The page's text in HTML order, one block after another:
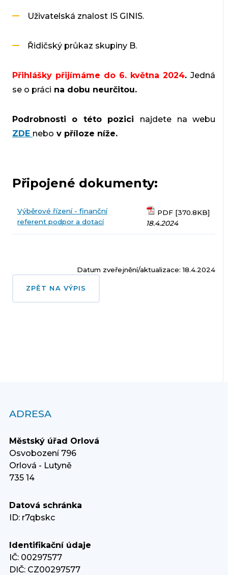
Uživatelská znalost IS GINIS.
Řidičský průkaz skupiny B.
Přihlášky přijímáme do 6. května 2024.Jedná
se o práci na dobu neurčitou.
Podrobnosti o této pozici najdete na webu
ZDE nebo v příloze níže.
Připojené dokumenty:
Výběrové řízení - finanční
referent podpor a dotací
PDF [370.8KB]
18.4.2024
Datum zveřejnění/aktualizace: 18.4.2024
ZPĚT NA VÝPIS
ADRESA
Městský úřad Orlová
Osvobození 796
Orlová - Lutyně
735 14
Datová schránka
ID: r7qbskc
Identifikační údaje
IČ: 00297577
DIČ: CZ00297577